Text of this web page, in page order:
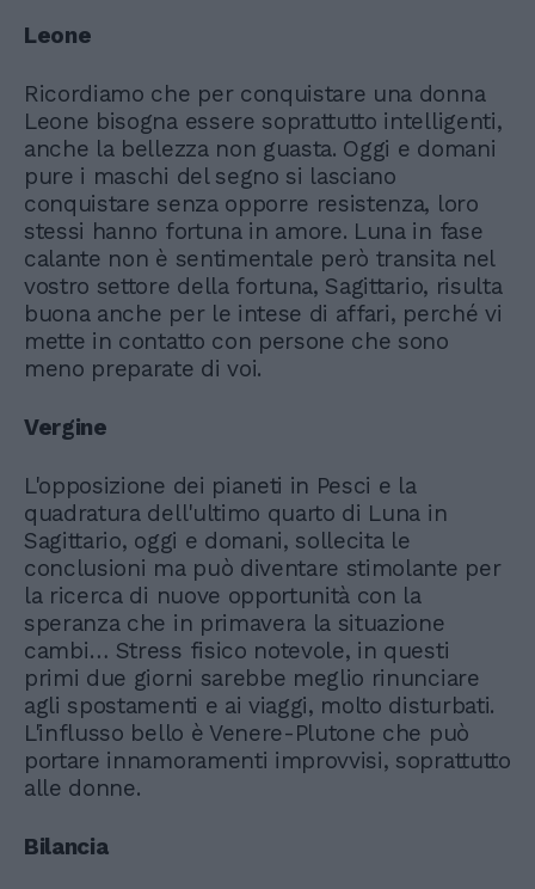
Leone
Ricordiamo che per conquistare una donna
Leone bisogna essere soprattutto intelligenti,
anche la bellezza non guasta. Oggi e domani
pure i maschi del segno si lasciano
conquistare senza opporre resistenza, loro
stessi hanno fortuna in amore. Luna in fase
calante non è sentimentale però transita nel
vostro settore della fortuna, Sagittario, risulta
buona anche per le intese di affari, perché vi
mette in contatto con persone che sono
meno preparate di voi.
Vergine
L'opposizione dei pianeti in Pesci e la
quadratura dell'ultimo quarto di Luna in
Sagittario, oggi e domani, sollecita le
conclusioni ma può diventare stimolante per
la ricerca di nuove opportunità con la
speranza che in primavera la situazione
cambi… Stress fisico notevole, in questi
primi due giorni sarebbe meglio rinunciare
agli spostamenti e ai viaggi, molto disturbati.
L'influsso bello è Venere-Plutone che può
portare innamoramenti improvvisi, soprattutto
alle donne.
Bilancia